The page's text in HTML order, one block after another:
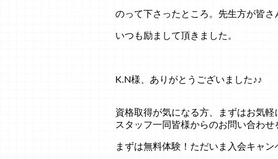
のって下さったところ。先生方が皆さ
いつも励まして頂きました。
K.N様、ありがとうございました♪♪
資格取得が気になる方、まずはお気
スタッフ一同皆様からのお問い合わせ
まずは無料体験！ただいま入会キャン